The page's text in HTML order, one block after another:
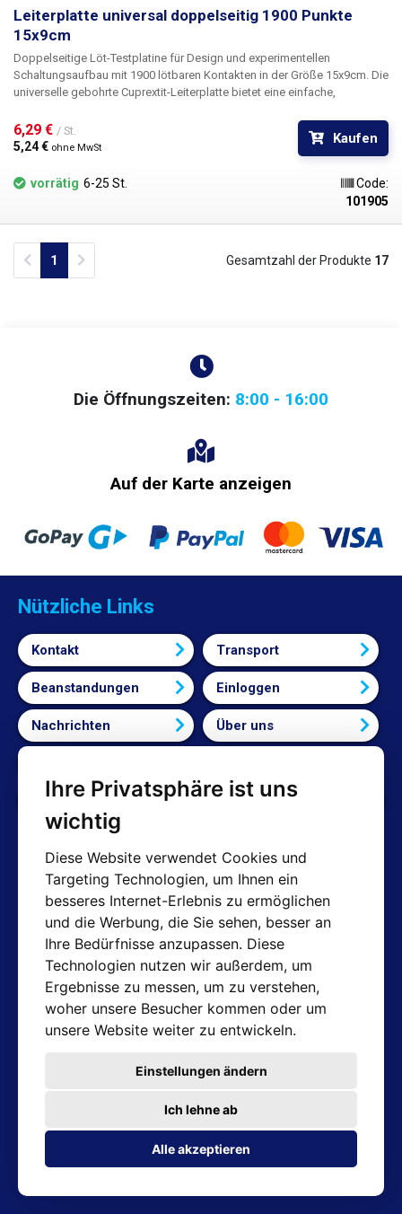
Ihre Privatsphäre ist uns
wichtig
Diese Website verwendet Cookies und
Targeting Technologien, um Ihnen ein
besseres Internet-Erlebnis zu ermöglichen
und die Werbung, die Sie sehen, besser an
Ihre Bedürfnisse anzupassen. Diese
Technologien nutzen wir außerdem, um
Ergebnisse zu messen, um zu verstehen,
woher unsere Besucher kommen oder um
unsere Website weiter zu entwickeln.
Alle akzeptieren
Ich lehne ab
Einstellungen ändern
Leiterplatte universal doppelseitig 1900 Punkte
15x9cm
Doppelseitige Löt-Testplatine für Design und experimentellen
Schaltungsaufbau mit 1900 lötbaren Kontakten in der Größe 15x9cm.
universelle gebohrte Cuprextit-Leiterplatte bietet eine einfache,
Leiterplattenerstellung ohne aufwendiges Entwerfen, Ätzen und Bohren.
Einfach die vorgebohrte Leiterplatte mit Bauteilen bestücken, diese
verlöten und durch Verbinden der einzelnen Punkte oder Drahtbrücken
einen Zinnpfad zwischen ihnen herstellen. Im Vergleich zu lötfreien
Arrays bietet diese Lösung mehr Stabilität und Zuverlässigkeit.
6,29 € / St.
5,24 € ohne MwSt
Kaufen
vorrätig 6-25 St.
Code:
101905
Previous
1 Gesamtzahl der Produkte 17
Die Öffnungszeiten: 8:00 - 16:00
Auf der Karte anzeigen
Nützliche Links
Kontakt Transport
Beanstandungen Einloggen
Nachrichten Über uns
Cookie-Einstellungen bearbeiten
AT-Kontakte
Shop: info@hotair.cz
+420 603 357 606 (Nur Englisch)
Mo-Fr: 7:30 – 15:00
Technische Abteilung: servis@hotair.cz
Ausgabe von Waren
(Tschechische Republik - Ostrava)
Adresse des Geschäfts